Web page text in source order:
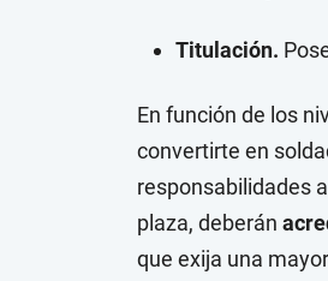
Titulación.
En función de los
convertirte en
responsabilidades
plaza, deberán
que exija una